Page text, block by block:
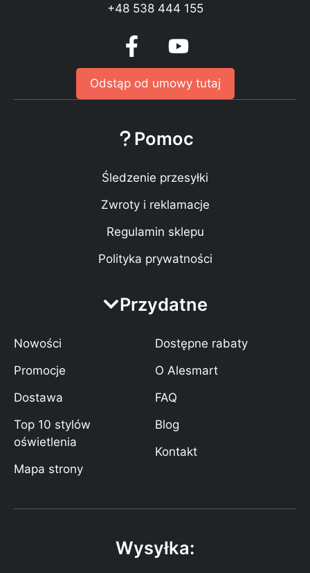
+48 538 444 155
Odstąp od umowy tutaj
Pomoc
Śledzenie przesyłki
Zwroty i reklamacje
Regulamin sklepu
Polityka prywatności
Przydatne
Nowości
Promocje
Dostawa
Top 10 stylów
oświetlenia
Mapa strony
Dostępne rabaty
O Alesmart
FAQ
Blog
Kontakt
Wysyłka: